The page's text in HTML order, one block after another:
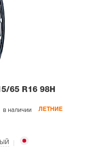
65 R16 98H
в наличии ЛЕТНИЕ